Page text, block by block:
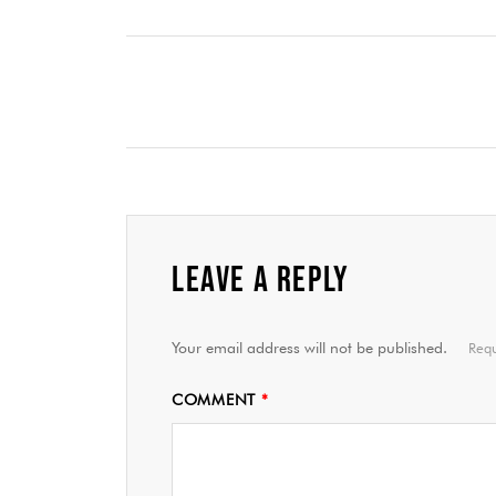
LEAVE A REPLY
Your email address will not be published.
COMMENT *